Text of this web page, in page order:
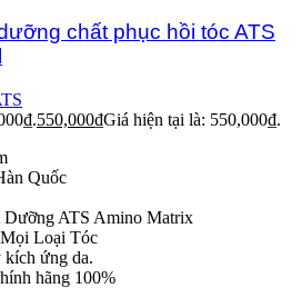
chất phục hồi tóc ATS
550,000₫Giá hiện tại là: 550,000₫.
Quốc
Dưỡng ATS Amino Matrix
Loại Tóc
ứng da.
hãng 100%